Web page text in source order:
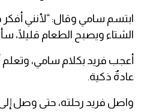
ابتسم سامي وقال: “لأنني
الشتاء ويصبح الطعام قليلًا،
أعجب فريد بكلام سامي،
عادةٌ ذكية.
واصل فريد رحلته، حتى وصل